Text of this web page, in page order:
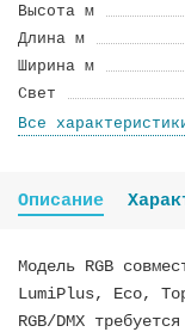
Высота м
Длина м
Ширина м
Cвeт
Все
Описание
Модель RGB
LumiPlus, Eco,
RGB/DMX